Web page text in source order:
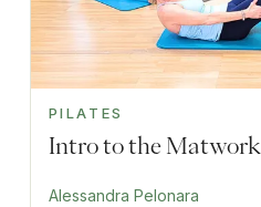
PILATES
Intro to the Matwork
Alessandra Pelonara